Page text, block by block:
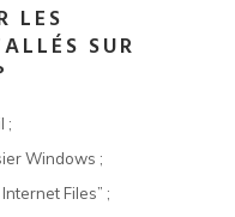
LES
SUR
;
Windows ;
Files” ;